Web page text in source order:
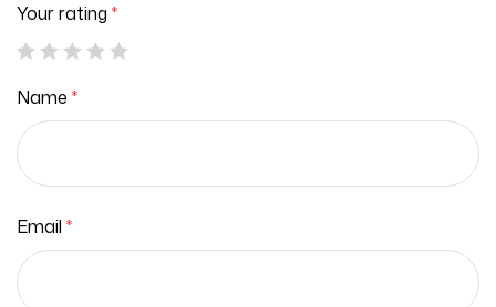
Your rating *
Name *
Email *